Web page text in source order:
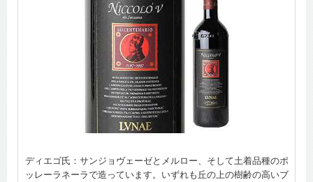
ディエゴ氏：サンジョヴェーゼとメルロー、そして土着品種のポ
ッレーラネーラで造っています。いずれも丘の上の樹齢の高いブ